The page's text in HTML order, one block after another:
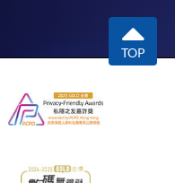
(不適用於手機)、
」(Online WeChat
或 「轉數快」(FPS)
TOP